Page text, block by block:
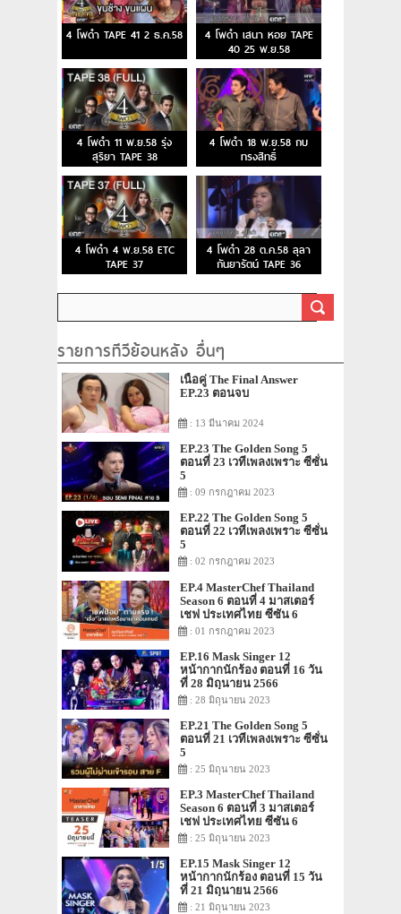
4 โพดำ TAPE 41 2 ธ.ค.58
4 โพดำ เสนา หอย TAPE
40 25 พ.ย.58
4 โพดำ 11 พ.ย.58 รุ่ง
สุริยา TAPE 38
4 โพดำ 18 พ.ย.58 กบ
ทรงสิทธิ์
4 โพดำ 4 พ.ย.58 ETC
TAPE 37
4 โพดำ 28 ต.ค.58 ลุลา
กันยารัตน์ TAPE 36
รายการทีวีย้อนหลัง อื่นๆ
เนื้อคู่ The Final Answer
EP.23 ตอนจบ
: 13 มีนาคม 2024
EP.23 The Golden Song 5
ตอนที่ 23 เวทีเพลงเพราะ ซีซั่น
5
: 09 กรกฎาคม 2023
EP.22 The Golden Song 5
ตอนที่ 22 เวทีเพลงเพราะ ซีซั่น
5
: 02 กรกฎาคม 2023
EP.4 MasterChef Thailand
Season 6 ตอนที่ 4 มาสเตอร์
เชฟ ประเทศไทย ซีซัน 6
: 01 กรกฎาคม 2023
EP.16 Mask Singer 12
หน้ากากนักร้อง ตอนที่ 16 วัน
ที่ 28 มิถุนายน 2566
: 28 มิถุนายน 2023
EP.21 The Golden Song 5
ตอนที่ 21 เวทีเพลงเพราะ ซีซั่น
5
: 25 มิถุนายน 2023
EP.3 MasterChef Thailand
Season 6 ตอนที่ 3 มาสเตอร์
เชฟ ประเทศไทย ซีซัน 6
: 25 มิถุนายน 2023
EP.15 Mask Singer 12
หน้ากากนักร้อง ตอนที่ 15 วัน
ที่ 21 มิถุนายน 2566
: 21 มิถุนายน 2023